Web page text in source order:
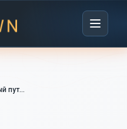
Авто из Европы: Доступный путь к вашей мечте с Autotown в Риге